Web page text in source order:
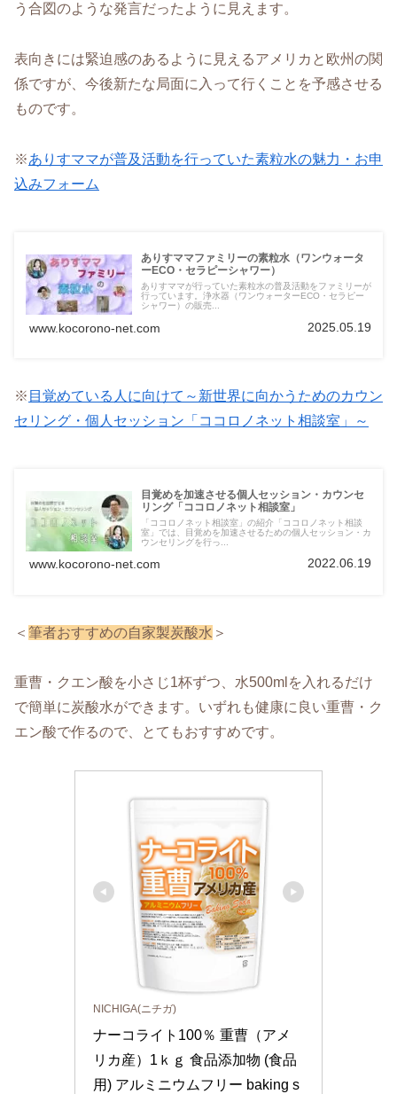
う合図のような発言だったように見えます。
表向きには緊迫感のあるように見えるアメリカと欧州の関
係ですが、今後新たな局面に入って行くことを予感させる
ものです。
※ありすママが普及活動を行っていた素粒水の魅力・お申
込みフォーム
ありすママファミリーの素粒水（ワンウォータ
ーECO・セラピーシャワー）
ありすママが行っていた素粒水の普及活動をファミリーが
行っています。浄水器（ワンウォーターECO・セラピー
シャワー）の販売...
www.kocorono-net.com 2025.05.19
※ 目覚めている人に向けて～新世界に向かうためのカウン
セリング・個人セッション「ココロノネット相談室」～
目覚めを加速させる個人セッション・カウンセ
リング「ココロノネット相談室」
「ココロノネット相談室」の紹介「ココロノネット相談
室」では、目覚めを加速させるための個人セッション・カ
ウンセリングを行っ...
www.kocorono-net.com 2022.06.19
＜ 筆者おすすめの自家製炭酸水 ＞
重曹・クエン酸を小さじ1杯ずつ、水500mlを入れるだけ
で簡単に炭酸水ができます。いずれも健康に良い重曹・ク
エン酸で作るので、とてもおすすめです。
NICHIGA(ニチガ)
ナーコライト100％ 重曹（アメ
リカ産）1ｋｇ 食品添加物 (食品
用) アルミニウムフリー baking s